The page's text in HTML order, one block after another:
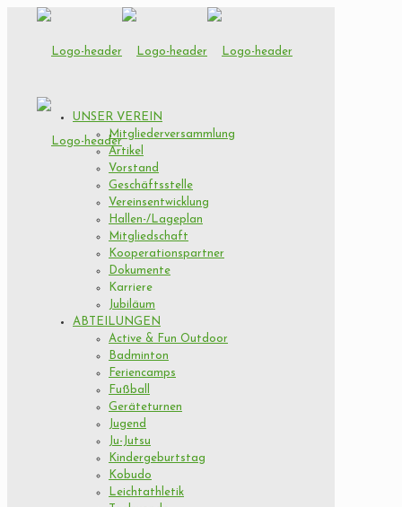
UNSER VEREIN
Mitgliederversammlung
Artikel
Vorstand
Geschäftsstelle
Vereinsentwicklung
Hallen-/Lageplan
Mitgliedschaft
Kooperationspartner
Dokumente
Karriere
Jubiläum
ABTEILUNGEN
Active & Fun Outdoor
Badminton
Feriencamps
Fußball
Geräteturnen
Jugend
Ju-Jutsu
Kindergeburtstag
Kobudo
Leichtathletik